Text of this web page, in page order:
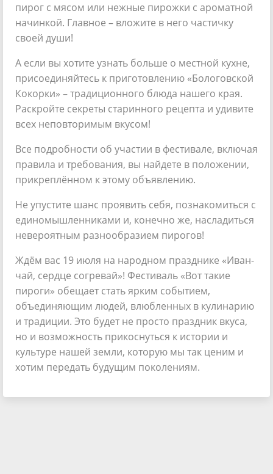
пирог с мясом или нежные пирожки с ароматной
начинкой. Главное – вложите в него частичку
своей души!
А если вы хотите узнать больше о местной кухне,
присоединяйтесь к приготовлению «Бологовской
Кокорки» – традиционного блюда нашего края.
Раскройте секреты старинного рецепта и удивите
всех неповторимым вкусом!
Все подробности об участии в фестивале, включая
правила и требования, вы найдете в положении,
прикреплённом к этому объявлению.
Не упустите шанс проявить себя, познакомиться с
единомышленниками и, конечно же, насладиться
невероятным разнообразием пирогов!
Ждём вас 19 июля на народном празднике «Иван-
чай, сердце согревай»! Фестиваль «Вот такие
пироги» обещает стать ярким событием,
объединяющим людей, влюбленных в кулинарию
и традиции. Это будет не просто праздник вкуса,
но и возможность прикоснуться к истории и
культуре нашей земли, которую мы так ценим и
хотим передать будущим поколениям.